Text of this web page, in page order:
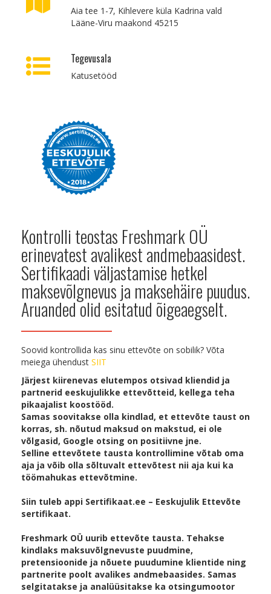
Aia tee 1-7, Kihlevere küla Kadrina vald
Lääne-Viru maakond 45215
Tegevusala
Katusetööd
Kontrolli teostas Freshmark OÜ
erinevatest avalikest andmebaasidest.
Sertifikaadi väljastamise hetkel
maksevõlgnevus ja maksehäire puudus.
Aruanded olid esitatud õigeaegselt.
Soovid kontrollida kas sinu ettevõte on sobilik? Võta
meiega ühendust SIIT
Järjest kiirenevas elutempos otsivad kliendid ja
partnerid eeskujulikke ettevõtteid, kellega teha
pikaajalist koostööd.
Samas soovitakse olla kindlad, et ettevõte taust on
korras, sh. nõutud maksud on makstud, ei ole
võlgasid, Google otsing on positiivne jne.
Selline ettevõtete tausta kontrollimine võtab oma
aja ja võib olla sõltuvalt ettevõtest nii aja kui ka
töömahukas ettevõtmine.
Siin tuleb appi Sertifikaat.ee – Eeskujulik Ettevõte
sertifikaat.
Freshmark OÜ uurib ettevõte tausta. Tehakse
kindlaks maksuvõlgnevuste puudmine,
pretensioonide ja nõuete puudumine klientide ning
partnerite poolt avalikes andmebaasides. Samas
selgitatakse ja analüüsitakse ka otsingumootor